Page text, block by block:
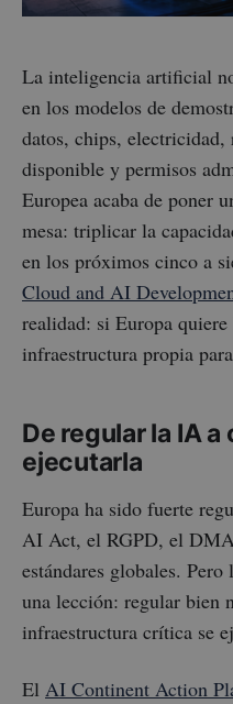
La inteligencia artificial
en los modelos de
datos, chips,
disponible y permisos
Europea acaba de poner
mesa: triplicar la
en los próximos cinco a
Cloud and AI
realidad: si Europa
infraestructura propia
De regular la IA
ejecutarla
Europa ha sido fuerte
AI Act, el RGPD, el
estándares globales.
una lección: regular bien
infraestructura crítica se
El AI Continent Action